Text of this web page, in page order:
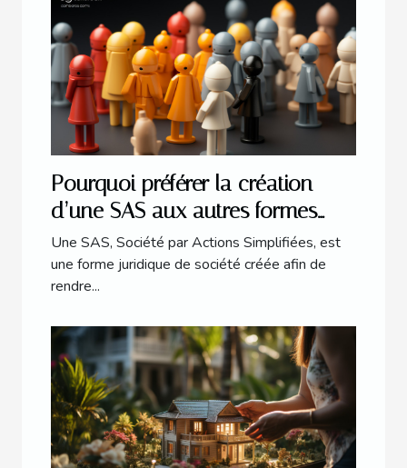
Pourquoi préférer la création
d’une SAS aux autres formes
juridiques ?
Une SAS, Société par Actions Simplifiées, est
une forme juridique de société créée afin de
rendre...